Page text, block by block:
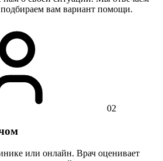
вам вариант помощи.
02
или онлайн. Врач оценивает